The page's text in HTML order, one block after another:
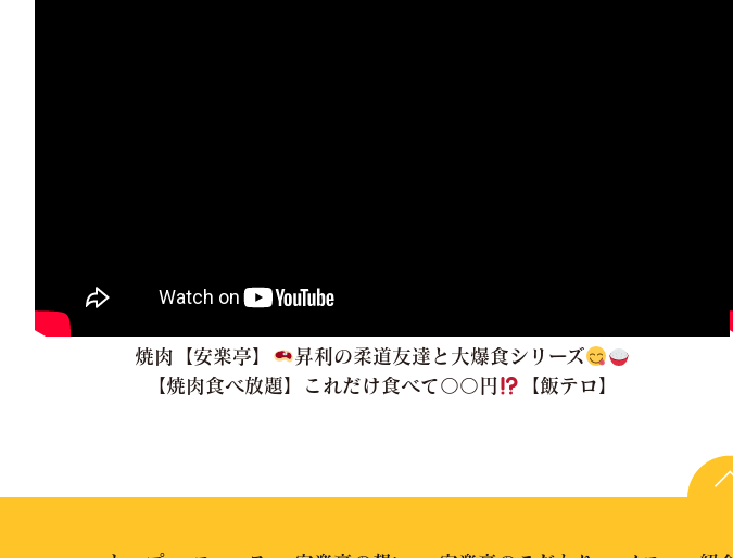
焼肉【安楽亭】
昇利の柔道友達と大爆食シリーズ
【焼肉食べ放題】これだけ食べて〇〇円
【飯テロ】